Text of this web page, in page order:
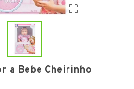

a Bebe Cheirinho